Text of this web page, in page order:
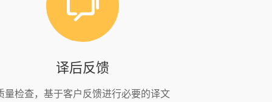
译后反馈
量检查，基于客户反馈进行必要的译文